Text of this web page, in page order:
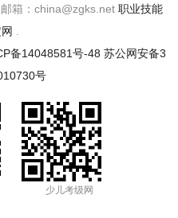
箱：china@zgks.net职业技能
备14048581号-48 苏公网安备3
号
少儿考级网